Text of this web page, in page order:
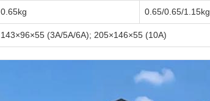
0.65kg 0.65/0.65/1.15kg
143×96×55 (3A/5A/6A); 205×146×55 (10A)